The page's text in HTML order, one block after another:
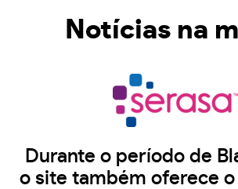
Notícias na
Durante o período de
o site também oferece